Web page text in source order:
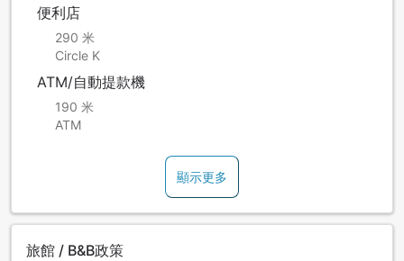
便利店
290 米
Circle K
ATM/自動提款機
190 米
ATM
顯示更多
旅館 / B&B政策